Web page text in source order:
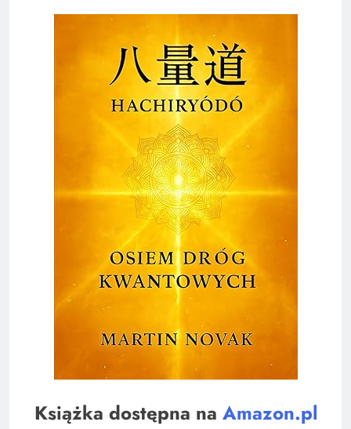
Książka dostępna na Amazon.pl